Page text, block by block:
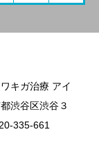
キガ治療 アイ
渋谷区渋谷３
335-661